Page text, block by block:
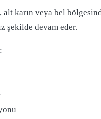
karın veya bel
şekilde devam eder.